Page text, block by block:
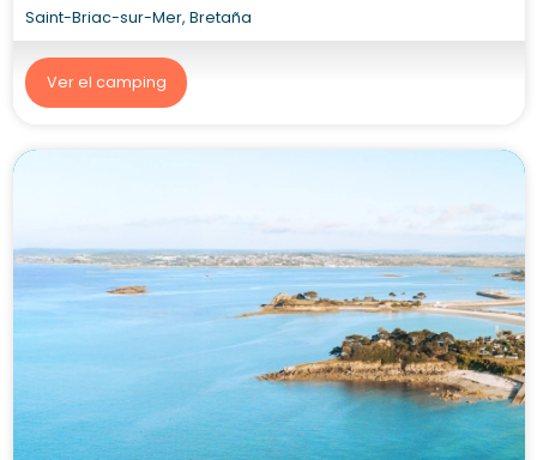
Saint-Briac-sur-Mer, Bretaña
Ver el camping